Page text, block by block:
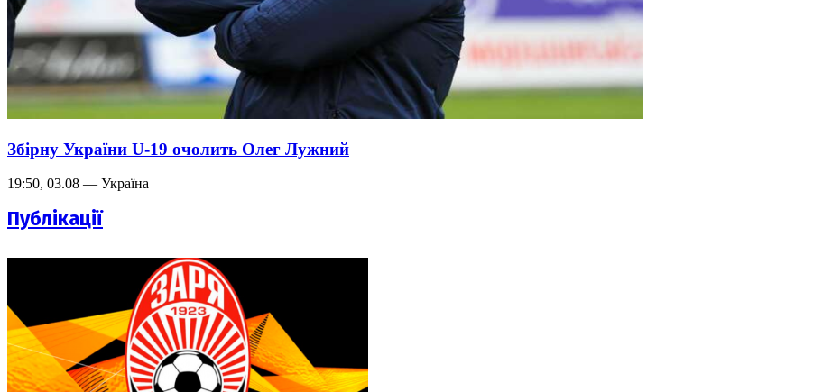
Збірну України U-19 очолить Олег Лужний
19:50, 03.08 — Україна
Публікації